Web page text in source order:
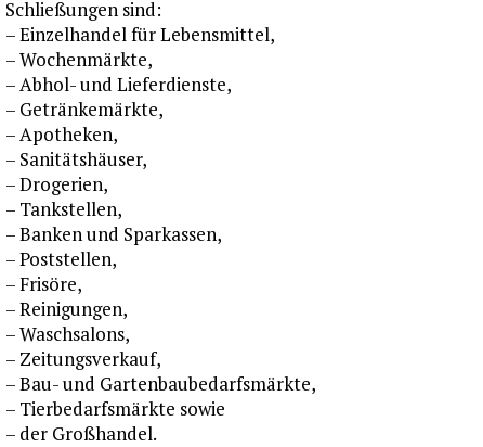
Schließungen sind:
– Einzelhandel für Lebensmittel,
– Wochenmärkte,
– Abhol- und Lieferdienste,
– Getränkemärkte,
– Apotheken,
– Sanitätshäuser,
– Drogerien,
– Tankstellen,
– Banken und Sparkassen,
– Poststellen,
– Frisöre,
– Reinigungen,
– Waschsalons,
– Zeitungsverkauf,
– Bau- und Gartenbaubedarfsmärkte,
– Tierbedarfsmärkte sowie
– der Großhandel.